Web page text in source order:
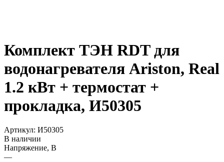
Комплект ТЭН RDT для
водонагревателя Ariston, Real
1.2 кВт + термостат +
прокладка, И50305
Артикул: И50305
В наличии
Напряжение, В
—